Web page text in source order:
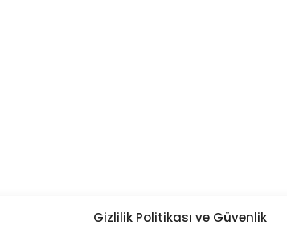
Gizlilik Politikası ve Güvenlik